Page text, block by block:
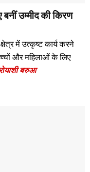
उम्मीद की किरण
में उत्कृष्ट कार्य करने
और महिलाओं के लिए
बरुआ